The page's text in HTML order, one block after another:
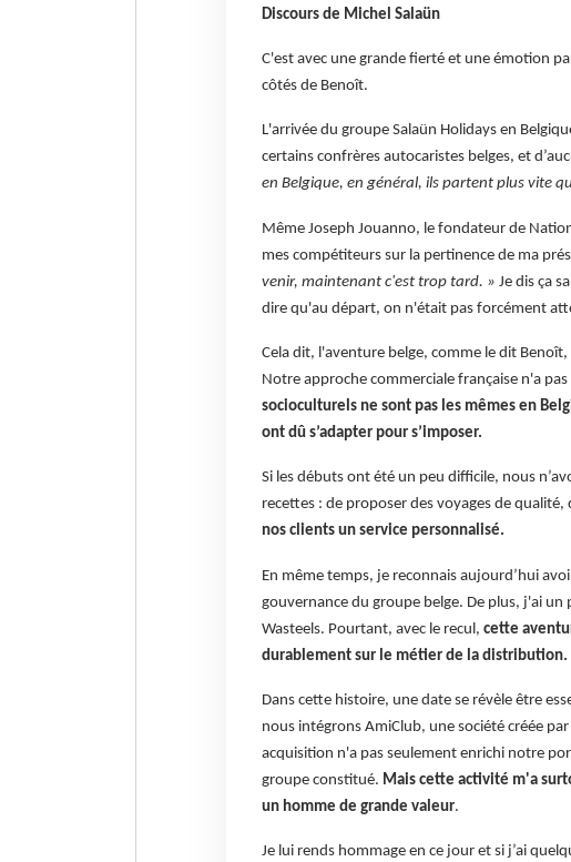
Discours de Michel Salaün
C'est avec une grande fierté et une émotion
côtés de Benoît.
L'arrivée du groupe Salaün Holidays en
certains confrères autocaristes belges, et
en Belgique, en général, ils partent plus vite
Même Joseph Jouanno, le fondateur de
mes compétiteurs sur la pertinence de ma
venir, maintenant c'est trop tard. » Je dis ça
dire qu'au départ, on n'était pas forcément
Cela dit, l'aventure belge, comme le dit
Notre approche commerciale française n'a
socioculturels ne sont pas les mêmes en
ont dû s’adapter pour s’imposer.
Si les débuts ont été un peu difficile, nous
recettes : de proposer des voyages de
nos clients un service personnalisé.
En même temps, je reconnais aujourd’hui
gouvernance du groupe belge. De plus, j'ai
Wasteels. Pourtant, avec le recul, cette
durablement sur le métier de la distribution.
Dans cette histoire, une date se révèle être
nous intégrons AmiClub, une société créée
acquisition n'a pas seulement enrichi notre
groupe constitué. Mais cette activité m'a
un homme de grande valeur.
Je lui rends hommage en ce jour et si j’ai